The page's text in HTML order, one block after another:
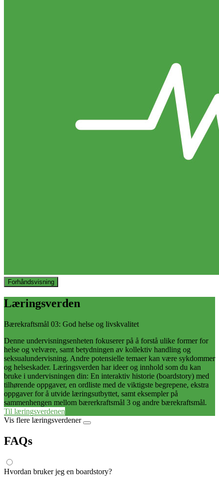
Forhåndsvisning
Læringsverden
Bærekraftsmål 03: God helse og livskvalitet
Denne undervisningsenheten fokuserer på å forstå ulike former for
helse og velvære, samt betydningen av kollektiv handling og
seksualundervisning. Andre potensielle temaer kan være sykdommer
og helseskader. Læringsverden har ideer og innhold som du kan
bruke i undervisningen din: En interaktiv historie (boardstory) med
tilhørende oppgaver, en ordliste med de viktigste begrepene, ekstra
oppgaver for å utvide læringsutbyttet, samt eksempler på
sammenhengen mellom bærerkraftsmål 3 og andre bærekraftsmål.
Til læringsverdenen
Vis flere læringsverdener
FAQs
Hvordan bruker jeg en boardstory?